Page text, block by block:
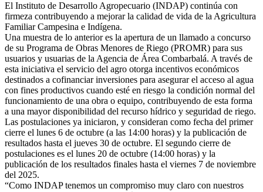
El Instituto de Desarrollo Agropecuario (INDAP) continúa con
firmeza contribuyendo a mejorar la calidad de vida de la Agricultura
Familiar Campesina e Indígena.
Una muestra de lo anterior es la apertura de un llamado a concurso
de su Programa de Obras Menores de Riego (PROMR) para sus
usuarios y usuarias de la Agencia de Área Combarbalá. A través de
esta iniciativa el servicio del agro otorga incentivos económicos
destinados a cofinanciar inversiones para asegurar el acceso al agua
con fines productivos cuando esté en riesgo la condición normal del
funcionamiento de una obra o equipo, contribuyendo de esta forma
a una mayor disponibilidad del recurso hídrico y seguridad de riego.
Las postulaciones ya iniciaron, y consideran como fecha del primer
cierre el lunes 6 de octubre (a las 14:00 horas) y la publicación de
resultados hasta el jueves 30 de octubre. El segundo cierre de
postulaciones es el lunes 20 de octubre (14:00 horas) y la
publicación de los resultados finales hasta el viernes 7 de noviembre
del 2025.
“Como INDAP tenemos un compromiso muy claro con nuestros